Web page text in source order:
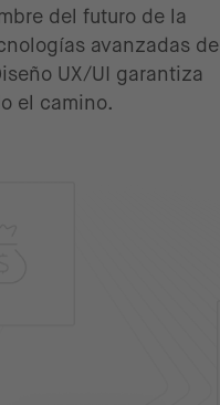
del futuro de la
avanzadas de
UX/UI garantiza
el camino.